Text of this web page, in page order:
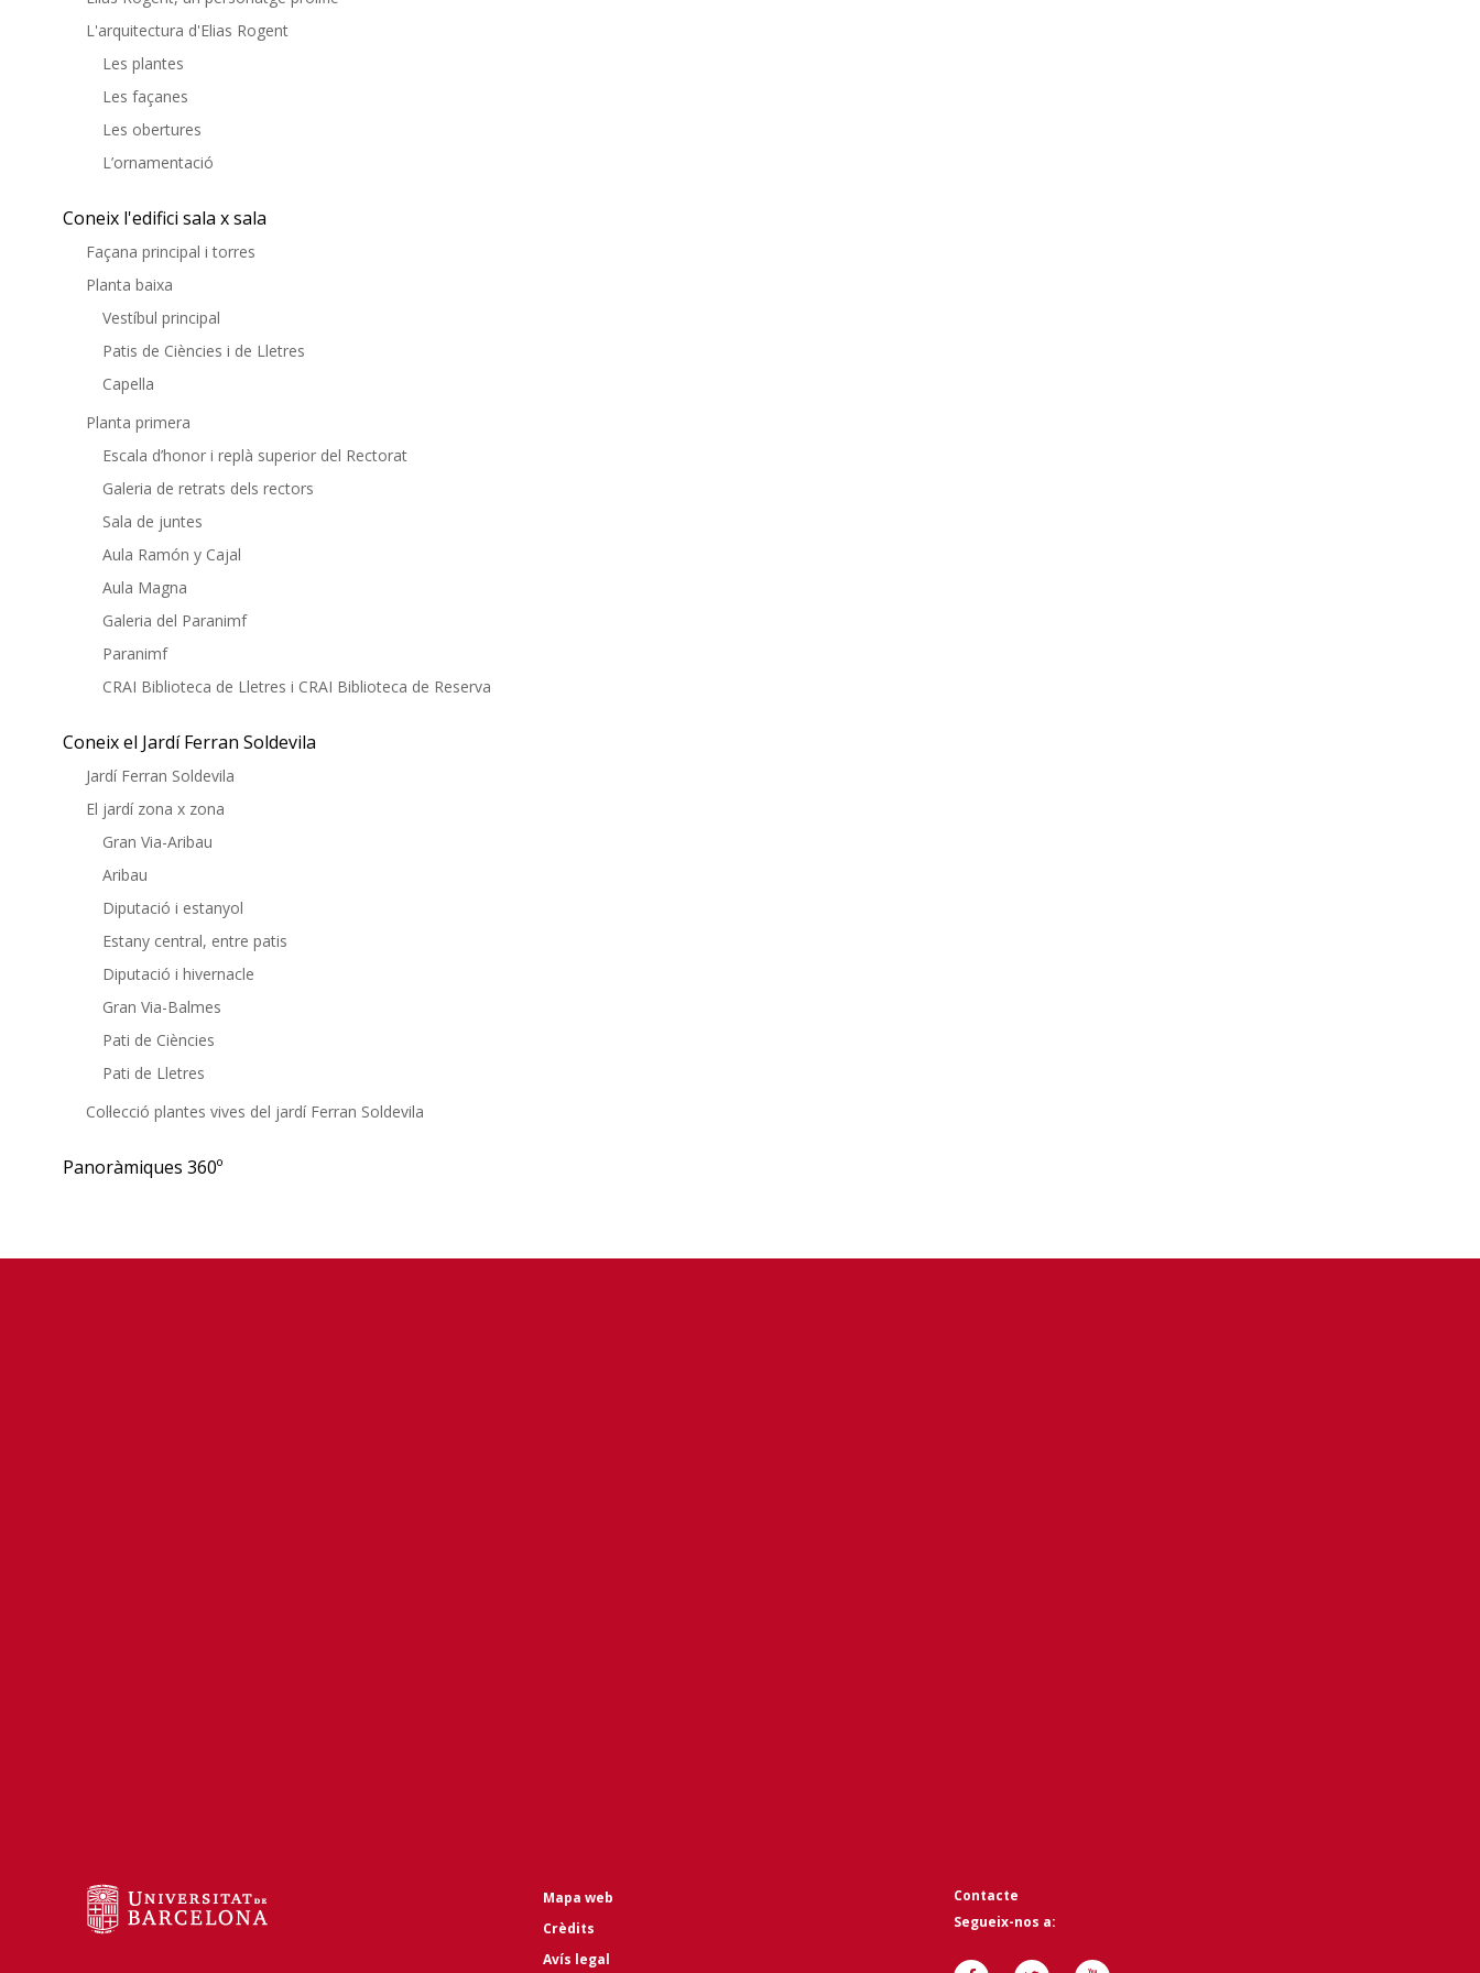
L'arquitectura d'Elias Rogent
Les plantes
Les façanes
Les obertures
L’ornamentació
Coneix l'edifici sala x sala
Façana principal i torres
Planta baixa
Vestíbul principal
Patis de Ciències i de Lletres
Capella
Planta primera
Escala d’honor i replà superior del Rectorat
Galeria de retrats dels rectors
Sala de juntes
Aula Ramón y Cajal
Aula Magna
Galeria del Paranimf
Paranimf
CRAI Biblioteca de Lletres i CRAI Biblioteca de Reserva
Coneix el Jardí Ferran Soldevila
Jardí Ferran Soldevila
El jardí zona x zona
Gran Via-Aribau
Aribau
Diputació i estanyol
Estany central, entre patis
Diputació i hivernacle
Gran Via-Balmes
Pati de Ciències
Pati de Lletres
Col·lecció plantes vives del jardí Ferran Soldevila
Panoràmiques 360º
Mapa web
Crèdits
Avís legal
Contacte
Segueix-nos a: